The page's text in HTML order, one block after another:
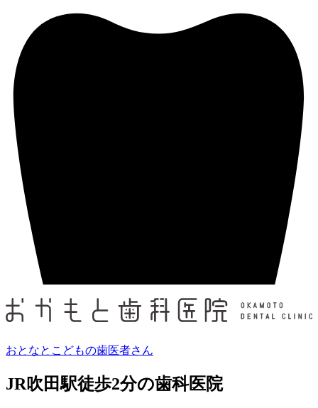
おとなとこどもの歯医者さん
JR吹田駅徒歩2分の歯科医院